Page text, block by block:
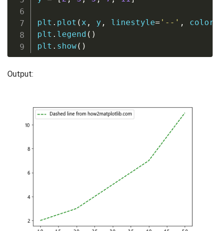
plt . plot ( x , y , linestyle= '--' , color
plt . legend ( )
plt . show( )
Output: